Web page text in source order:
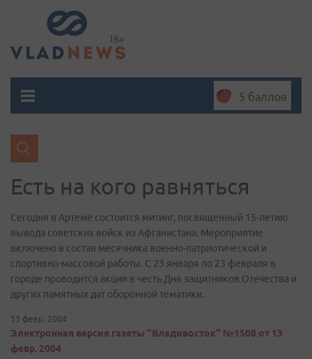
5 баллов
Есть на кого равняться
Сегодня в Артеме состоится митинг, посвященный 15-летию
вывода советских войск из Афганистана. Мероприятие
включено в состав месячника военно-патриотической и
спортивно-массовой работы. С 23 января по 23 февраля в
городе проводится акция в честь Дня защитников Отечества и
других памятных дат оборонной тематики.
13 февр. 2004
Электронная версия газеты "Владивосток" №1508 от 13
февр. 2004